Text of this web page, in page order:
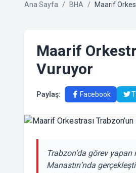
Ana Sayfa / BHA /
Maarif
Vuruyor
Paylaş: Facebook
Trabzon’da görev
Manastırı’nda